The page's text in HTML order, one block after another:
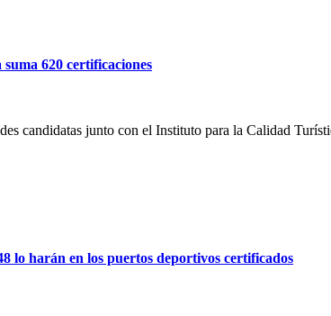
620 certificaciones
candidatas junto con el Instituto para la Calidad
lo harán en los puertos deportivos certificados